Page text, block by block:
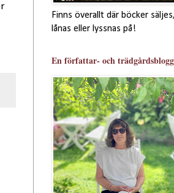
Finns överallt där böcker säljes,
lånas eller lyssnas på!
En författar- och trädgårdsblogg